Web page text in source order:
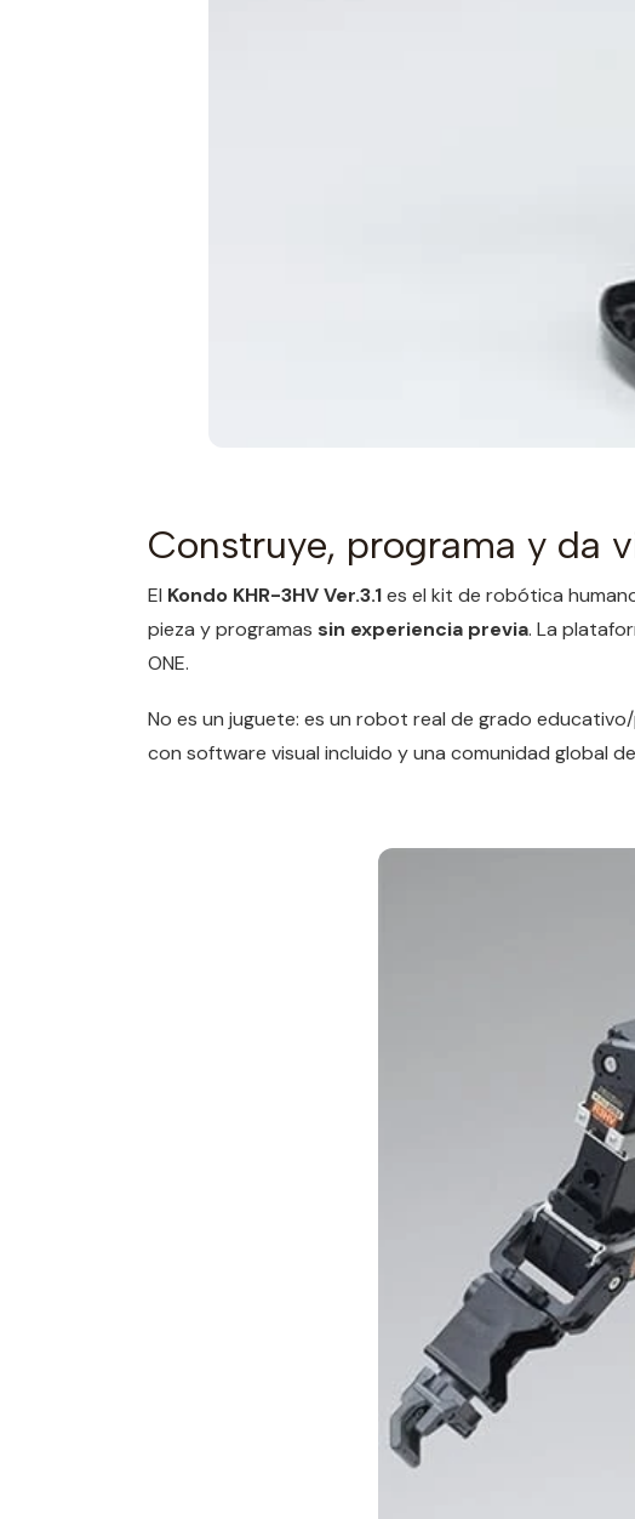
Construye, programa y da
El Kondo KHR-3HV Ver.3.1es el kit de robótica
pieza y programas sin experiencia previa. La
ONE.
No es un juguete: es un robot real de grado
con software visual incluido y una comunidad global